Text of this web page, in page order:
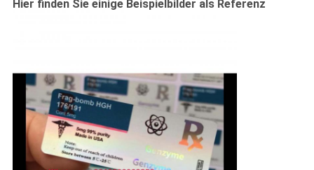
Hier finden Sie einige Beispielbilder als Referenz